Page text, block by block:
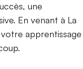
une
En venant à La
apprentissage